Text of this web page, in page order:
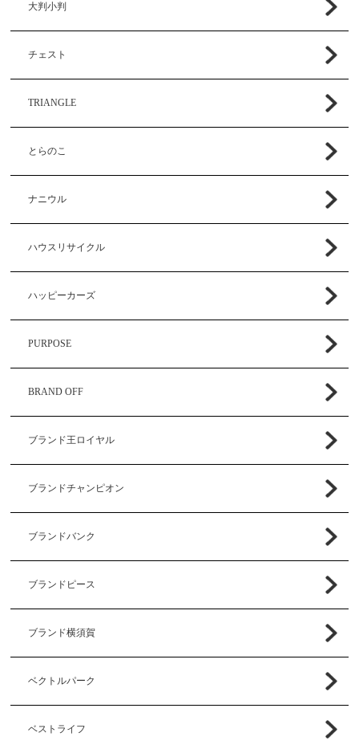
大判小判
チェスト
TRIANGLE
とらのこ
ナニウル
ハウスリサイクル
ハッピーカーズ
PURPOSE
BRAND OFF
ブランド王ロイヤル
ブランドチャンピオン
ブランドバンク
ブランドピース
ブランド横須賀
ベクトルパーク
ベストライフ